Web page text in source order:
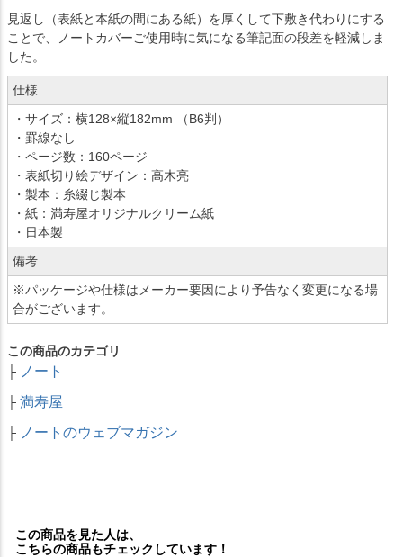
見返し（表紙と本紙の間にある紙）を厚くして下敷き代わりにする
ことで、ノートカバーご使用時に気になる筆記面の段差を軽減しま
した。
仕様
・サイズ：横128×縦182mm （B6判）
・罫線なし
・ページ数：160ページ
・表紙切り絵デザイン：高木亮
・製本：糸綴じ製本
・紙：満寿屋オリジナルクリーム紙
・日本製
備考
※パッケージや仕様はメーカー要因により予告なく変更になる場
合がございます。
この商品のカテゴリ
├ ノート
├ 満寿屋
├ ノートのウェブマガジン
この商品を見た人は、
こちらの商品もチェックしています！